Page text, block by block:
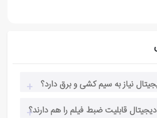
نیاز به سیم کشی و برق دارد؟
قابلیت ضبط فیلم را هم دارند؟